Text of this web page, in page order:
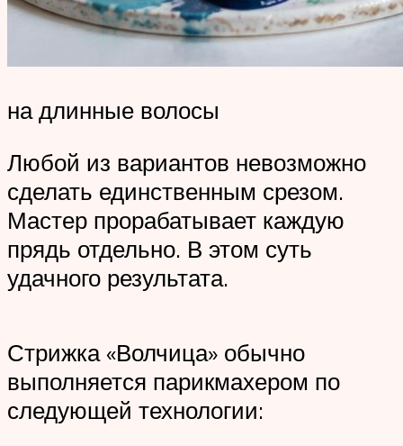
на длинные волосы
Любой из вариантов невозможно
сделать единственным срезом.
Мастер прорабатывает каждую
прядь отдельно. В этом суть
удачного результата.
Стрижка «Волчица» обычно
выполняется парикмахером по
следующей технологии: